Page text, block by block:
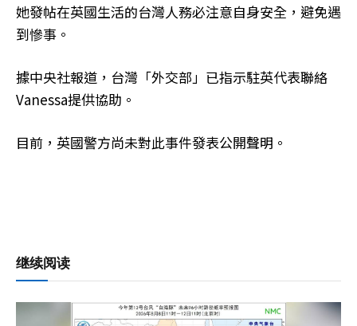
她發帖在英國生活的台灣人務必注意自身安全，避免遇
到慘事。
據中央社報道，台灣「外交部」已指示駐英代表聯絡
Vanessa提供協助。
目前，英國警方尚未對此事件發表公開聲明。
继续阅读